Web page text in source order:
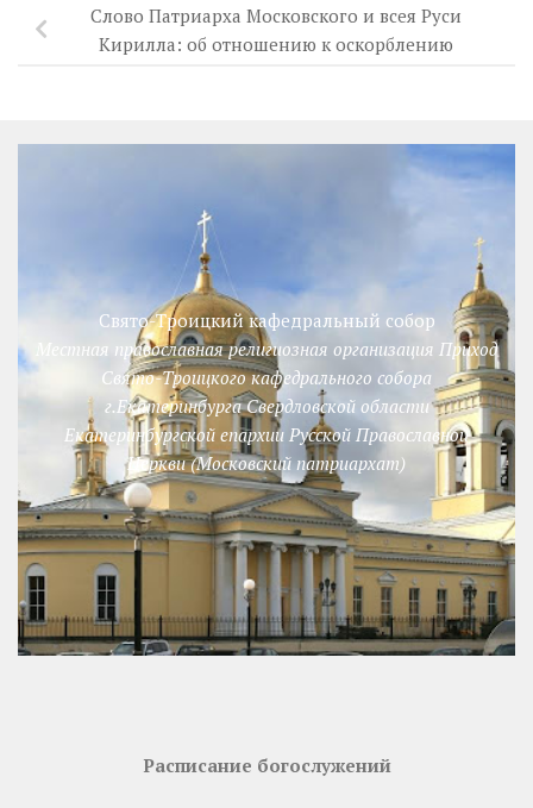
Слово Патриарха Московского и всея Руси
Кирилла: об отношению к оскорблению
Свято-Троицкий кафедральный собор
Местная православная религиозная организация Приход
Свято-Троицкого кафедрального собора
г.Екатеринбурга Свердловской области
Екатеринбургской епархии Русской Православной
Церкви (Московский патриархат)
Расписание богослужений